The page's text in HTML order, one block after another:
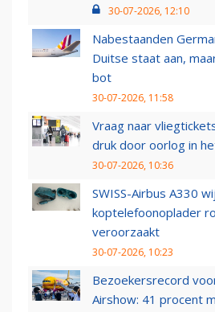
30-07-2026, 12:10
Nabestaanden
Duitse staat aan,
bot
30-07-2026, 11:58
Vraag naar
druk door oorlog in
30-07-2026, 10:36
SWISS-Airbus A330
koptelefoonoplader
veroorzaakt
30-07-2026, 10:23
Bezoekersrecord
Airshow: 41 procent